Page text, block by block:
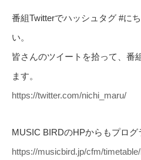
番組Twitterでハッシュタグ #に
い。
皆さんのツイートを拾って、番
ます。
https://twitter.com/nichi_maru/
MUSIC BIRDのHPからもプログ
https://musicbird.jp/cfm/